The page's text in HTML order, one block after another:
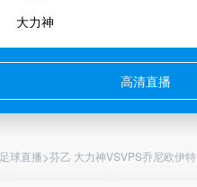
大力神
高清直播
足球直播>芬乙 大力神VSVPS乔尼欧伊特